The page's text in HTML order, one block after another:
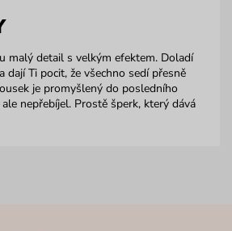
malý detail s velkým efektem. Doladí
dají Ti pocit, že všechno sedí přesně
je promyšlený do posledního
nepřebíjel. Prostě šperk, který dává